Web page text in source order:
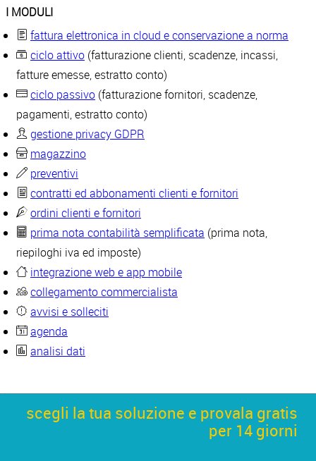
I MODULI
fattura elettronica in cloud e conservazione a norma
ciclo attivo (fatturazione clienti, scadenze, incassi,
fatture emesse, estratto conto)
ciclo passivo (fatturazione fornitori, scadenze,
pagamenti, estratto conto)
gestione privacy GDPR
magazzino
preventivi
contratti ed abbonamenti clienti e fornitori
ordini clienti e fornitori
prima nota contabilità semplificata (prima nota,
riepiloghi iva ed imposte)
integrazione web e app mobile
collegamento commercialista
avvisi e solleciti
agenda
analisi dati
scegli la tua soluzione e provala gratis
per 14 giorni